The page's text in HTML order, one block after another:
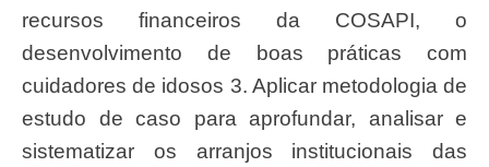
recursos financeiros da COSAPI, o
desenvolvimento de boas práticas com
cuidadores de idosos 3. Aplicar metodologia de
estudo de caso para aprofundar, analisar e
sistematizar os arranjos institucionais das